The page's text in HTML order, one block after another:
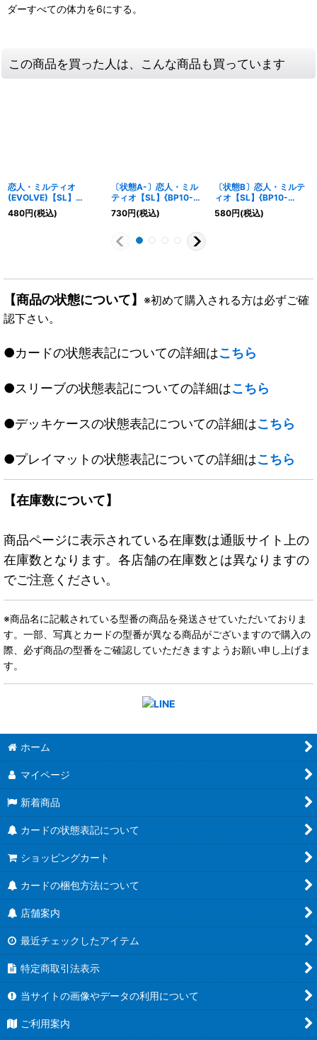
ダーすべての体力を6にする。
この商品を買った人は、こんな商品も買っています
恋人・ミルティオ
(EVOLVE)【SL】
{BP10-SL19}《ナイトメ
ア》
480円(税込)
〔状態A-〕恋人・ミル
ティオ【SL】{BP10-
SL18}《ナイトメア》
730円(税込)
〔状態B〕恋人・ミルテ
ィオ【SL】{BP10-
SL18}《ナイトメア》
580円(税込)
【商品の状態について】 ※初めて購入される方は必ずご確
認下さい。
●カードの状態表記についての詳細はこちら
●スリーブの状態表記についての詳細はこちら
●デッキケースの状態表記についての詳細はこちら
●プレイマットの状態表記についての詳細はこちら
【在庫数について】
商品ページに表示されている在庫数は通販サイト上の
在庫数となります。各店舗の在庫数とは異なりますの
でご注意ください。
※商品名に記載されている型番の商品を発送させていただいておりま
す。一部、写真とカードの型番が異なる商品がございますので購入の
際、必ず商品の型番をご確認していただきますようお願い申し上げま
す。
ホーム
マイページ
新着商品
カードの状態表記について
ショッピングカート
カードの梱包方法について
店舗案内
最近チェックしたアイテム
特定商取引法表示
当サイトの画像やデータの利用について
ご利用案内